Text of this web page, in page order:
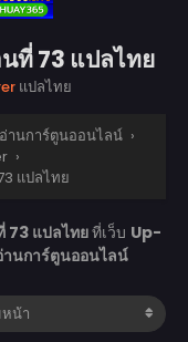
ที่ 73 แปลไทย
แปลไทย
านการ์ตูนออนไลน์ ›
›
แปลไทย
แปลไทยที่เว็บ Up-
านการ์ตูนออนไลน์